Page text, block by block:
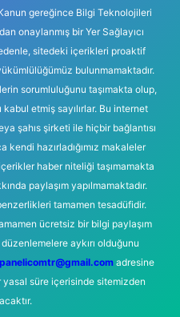
gereğince Bilgi Teknolojileri
onaylanmış bir Yer Sağlayıcı
sitedeki içerikleri proaktif
bulunmamaktadır.
sorumluluğunu taşımakta olup,
etmiş sayılırlar. Bu internet
şahıs şirketi ile hiçbir bağlantısı
kendi hazırladığımız makaleler
haber niteliği taşımamakta
paylaşım yapılmamaktadır.
tamamen tesadüfidir.
ücretsiz bir bilgi paylaşım
aykırı olduğunu
adresine
süre içerisinde sitemizden